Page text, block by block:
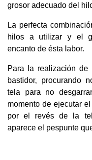
grosor adecuado del
La perfecta
hilos a utilizar y el
encanto de ésta labor.
Para la realización de
bastidor, procurando
tela para no
momento de ejecutar
por el revés de la
aparece el pespunte